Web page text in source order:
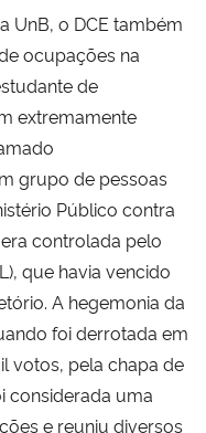
UnB, o DCE também
ocupações na
de
extremamente
grupo de pessoas
Público contra
controlada pelo
que havia vencido
A hegemonia da
foi derrotada em
votos, pela chapa de
considerada uma
e reuniu diversos